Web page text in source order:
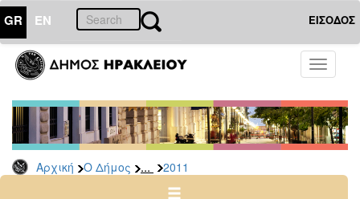
GR EN ΕΙΣΟΔΟΣ
Toggle
Αρχική Ο Δήμος ... 2011
ΔΗΜΟΣ
Δελτία
Τύπου
Αρχείο
2026